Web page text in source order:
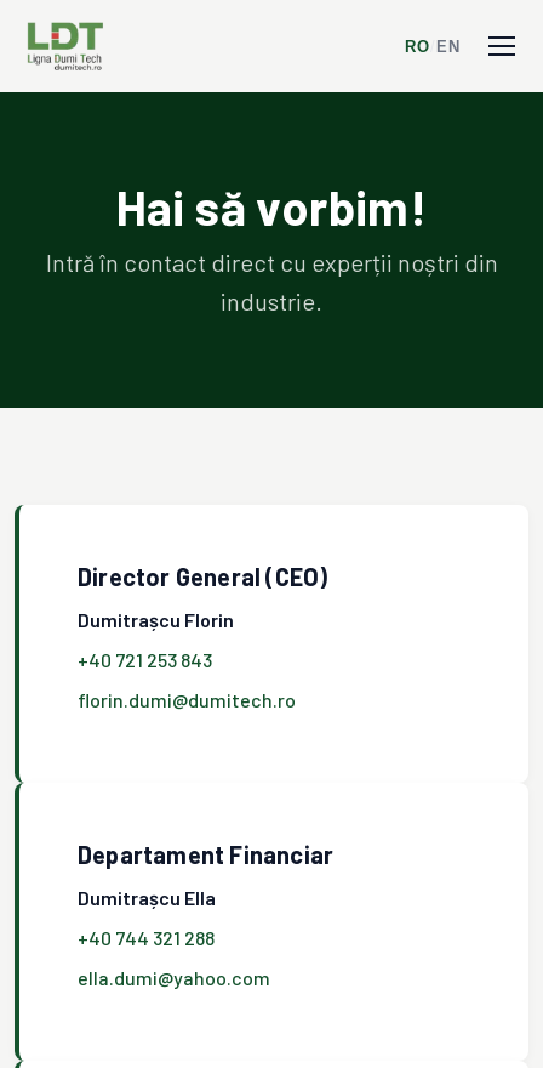
RO EN
Hai să vorbim!
Intră în contact direct cu experții noștri din
industrie.
Director General (CEO)
Dumitrașcu Florin
+40 721 253 843
florin.dumi@dumitech.ro
Departament Financiar
Dumitrașcu Ella
+40 744 321 288
ella.dumi@yahoo.com